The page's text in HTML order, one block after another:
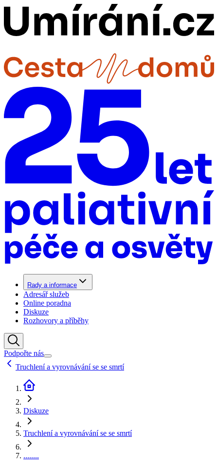
Rady a informace
Adresář služeb
Online poradna
Diskuze
Rozhovory a příběhy
Podpořte nás
Truchlení a vyrovnávání se se smrtí
Diskuze
Truchlení a vyrovnávání se se smrtí
........